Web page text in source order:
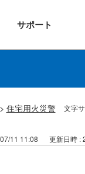
サポート
文字
> 住宅用火災警
11 11:08 更新日時 :